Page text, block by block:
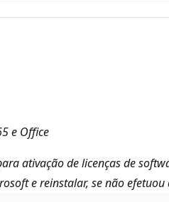
e Office
ativação de licenças de
e reinstalar, se não